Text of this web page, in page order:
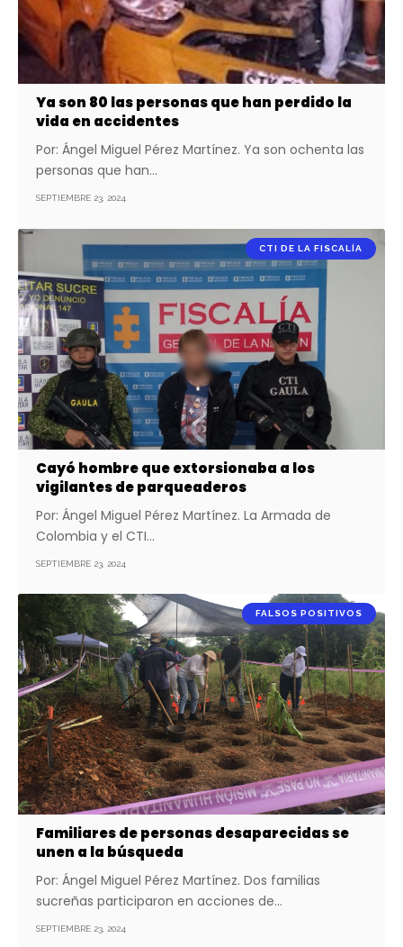
Ya son 80 las personas que han perdido la
vida en accidentes
Por: Ángel Miguel Pérez Martínez. Ya son ochenta las
personas que han…
SEPTIEMBRE 23, 2024
CTI DE LA FISCALÍA
Cayó hombre que extorsionaba a los
vigilantes de parqueaderos
Por: Ángel Miguel Pérez Martínez. La Armada de
Colombia y el CTI…
SEPTIEMBRE 23, 2024
FALSOS POSITIVOS
Familiares de personas desaparecidas se
unen a la búsqueda
Por: Ángel Miguel Pérez Martínez. Dos familias
sucreñas participaron en acciones de…
SEPTIEMBRE 23, 2024